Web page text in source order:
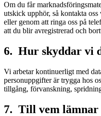
Om du får
utskick upphör, så kontakta oss
eller genom att ringa oss på
att du blir avregistrerad och
6. Hur skyddar vi
Vi arbetar kontinuerligt med
personuppgifter är trygga hos
tillgång, förvanskning,
7. Till vem lämnar